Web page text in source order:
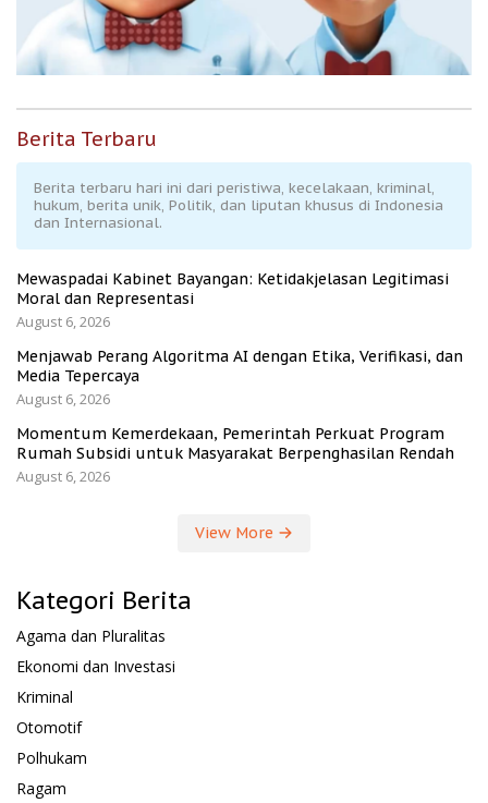
Berita Terbaru
Berita terbaru hari ini dari peristiwa, kecelakaan, kriminal,
hukum, berita unik, Politik, dan liputan khusus di Indonesia
dan Internasional.
Mewaspadai Kabinet Bayangan: Ketidakjelasan Legitimasi
Moral dan Representasi
August 6, 2026
Menjawab Perang Algoritma AI dengan Etika, Verifikasi, dan
Media Tepercaya
August 6, 2026
Momentum Kemerdekaan, Pemerintah Perkuat Program
Rumah Subsidi untuk Masyarakat Berpenghasilan Rendah
August 6, 2026
View More
Kategori Berita
Agama dan Pluralitas
Ekonomi dan Investasi
Kriminal
Otomotif
Polhukam
Ragam